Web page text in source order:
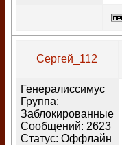
Сергей_112
Генералиссимус
Группа:
Заблокированные
Сообщений: 2623
Статус: Оффлайн